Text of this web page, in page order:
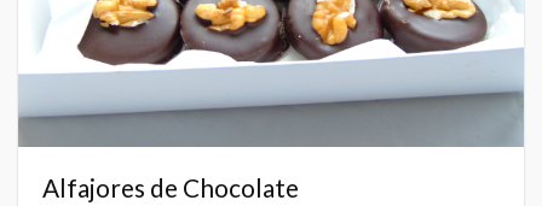
Alfajores de Chocolate